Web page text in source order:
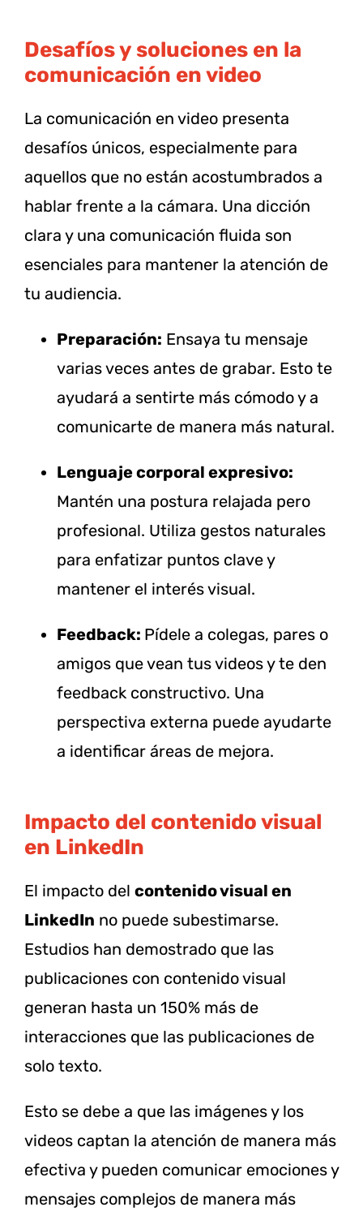
Desafíos y soluciones en la
comunicación en video
La comunicación en video presenta
desafíos únicos, especialmente para
aquellos que no están acostumbrados a
hablar frente a la cámara. Una dicción
clara y una comunicación fluida son
esenciales para mantener la atención de
tu audiencia.
Preparación: Ensaya tu mensaje
varias veces antes de grabar. Esto te
ayudará a sentirte más cómodo y a
comunicarte de manera más natural.
Lenguaje corporal expresivo:
Mantén una postura relajada pero
profesional. Utiliza gestos naturales
para enfatizar puntos clave y
mantener el interés visual.
Feedback: Pídele a colegas, pares o
amigos que vean tus videos y te den
feedback constructivo. Una
perspectiva externa puede ayudarte
a identificar áreas de mejora.
Impacto del contenido visual
en LinkedIn
El impacto del contenido visual en
LinkedIn no puede subestimarse.
Estudios han demostrado que las
publicaciones con contenido visual
generan hasta un 150% más de
interacciones que las publicaciones de
solo texto.
Esto se debe a que las imágenes y los
videos captan la atención de manera más
efectiva y pueden comunicar emociones y
mensajes complejos de manera más